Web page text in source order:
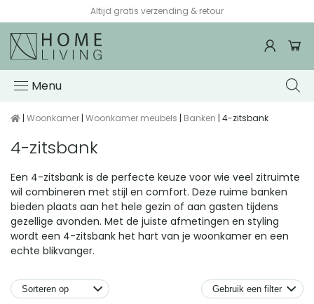
Altijd gratis verzending & retour
Menu
| Woonkamer | Woonkamer meubels | Banken | 4-zitsbank
4-zitsbank
Een 4-zitsbank is de perfecte keuze voor wie veel zitruimte
wil combineren met stijl en comfort. Deze ruime banken
bieden plaats aan het hele gezin of aan gasten tijdens
gezellige avonden. Met de juiste afmetingen en styling
wordt een 4-zitsbank het hart van je woonkamer en een
echte blikvanger.
Gebruik een filter